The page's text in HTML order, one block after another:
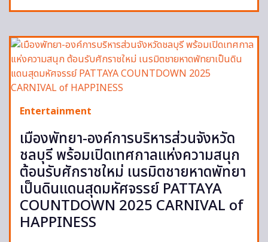
Entertainment
เมืองพัทยา-องค์การบริหารส่วนจังหวัด
ชลบุรี พร้อมเปิดเทศกาลแห่งความสนุก
ต้อนรับศักราชใหม่ เนรมิตชายหาดพัทยา
เป็นดินแดนสุดมหัศจรรย์ PATTAYA
COUNTDOWN 2025 CARNIVAL of
HAPPINESS